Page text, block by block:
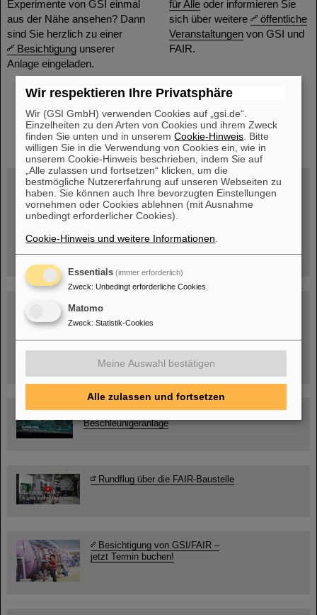
Experimente von GSI einmal
aus der Nähe ansehen? Dann
sind Sie herzlich zu einer
Besichtigung unserer
Anlage eingeladen.
für Alle oder informieren Sie
sich über weitere
öffentliche
Veranstaltungen von GSI und
FAIR.
instagramlinkedinyoutube
helmholtz.social
facebook
Mittwoch, 19.08.2026, 14 Uhr
Warum existiert nicht einfach nichts?
Hannah Elfner,
GSI/FAIR/Goethe-Universität
Anmeldung und weitere Informationen
SCIENCE POP-UP
12 – 17 Uhr
Sa, 11.07.26, 10:30-16:00 Uhr
Ernst-Ludwig-Str. 22
Innenstadt Darmstadt
FAIR-Trailer: Der Weg der Teilchen durch die
Beschleunigeranlage
Rundflug über die FAIR-Baustelle
Besichtigung von GSI/FAIR –
jetzt Termin buchen!
Wir respektieren Ihre Privatsphäre
Wir (GSI GmbH) verwenden Cookies auf „gsi.de“.
Einzelheiten zu den Arten von Cookies und ihrem Zweck
finden Sie unten und in unseremCookie-Hinweis . Bitte
willigen Sie in die Verwendung von Cookies ein, wie in
unserem Cookie-Hinweis beschrieben, indem Sie auf
„Alle zulassen und fortsetzen“ klicken, um die
bestmögliche Nutzererfahrung auf unseren Webseiten zu
haben. Sie können auch Ihre bevorzugten Einstellungen
vornehmen oder Cookies ablehnen (mit Ausnahme
unbedingt erforderlicher Cookies).
Cookie-Hinweis und weitere Informationen
Essentials (immer erforderlich)
Zweck: Unbedingt erforderliche Cookies
Matomo
Zweck: Statistik-Cookies
Meine Auswahl bestätigen
Alle zulassen und fortsetzen